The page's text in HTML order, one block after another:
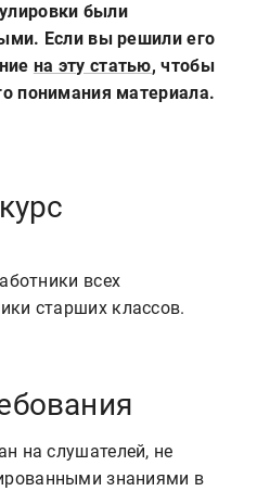
были
Если вы решили его
на эту статью, чтобы
понимания материала.
на слушателей, не
знаниями в